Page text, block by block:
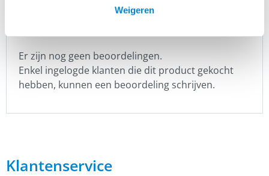
Weigeren
Er zijn nog geen beoordelingen.
Enkel ingelogde klanten die dit product gekocht
hebben, kunnen een beoordeling schrijven.
Klantenservice